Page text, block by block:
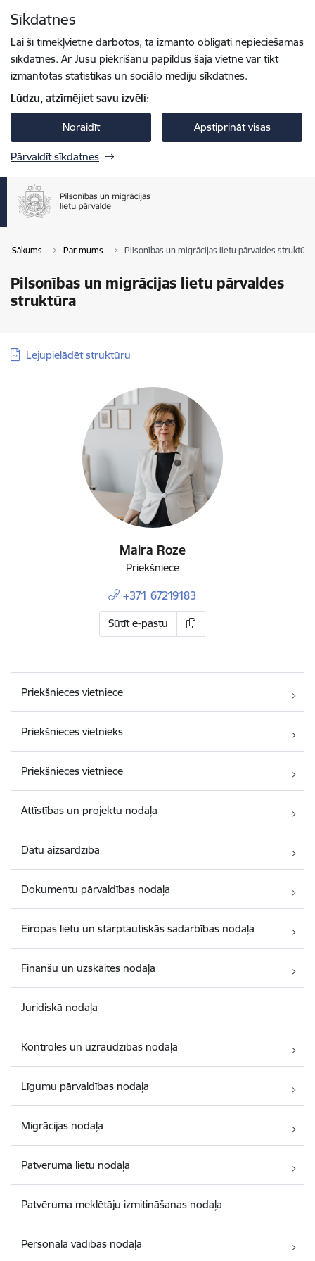
Sīkdatnes
Lai šī tīmekļvietne darbotos, tā izmanto obligāti nepieciešamās
sīkdatnes. Ar Jūsu piekrišanu papildus šajā vietnē var tikt
izmantotas statistikas un sociālo mediju sīkdatnes.
Lūdzu, atzīmējiet savu izvēli:
Noraidīt Apstiprināt visas
Pārvaldīt sīkdatnes
Sākums Par mums Pilsonības un migrācijas lietu pārvaldes struktūra
Pilsonības un migrācijas lietu pārvaldes
struktūra
Lejupielādēt struktūru
Maira Roze
Priekšniece
+371 67219183
Sūtīt e-pastu
Priekšnieces vietniece
Priekšnieces vietnieks
Priekšnieces vietniece
Attīstības un projektu nodaļa
Datu aizsardzība
Dokumentu pārvaldības nodaļa
Eiropas lietu un starptautiskās sadarbības nodaļa
Finanšu un uzskaites nodaļa
Juridiskā nodaļa
Kontroles un uzraudzības nodaļa
Līgumu pārvaldības nodaļa
Migrācijas nodaļa
Patvēruma lietu nodaļa
Patvēruma meklētāju izmitināšanas nodaļa
Personāla vadības nodaļa